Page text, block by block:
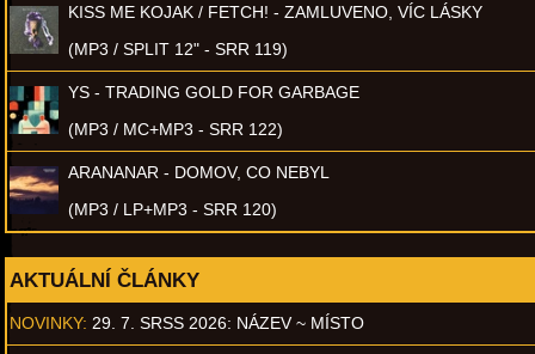
KISS ME KOJAK / FETCH! - ZAMLUVENO, VÍC LÁSKY
(MP3 / SPLIT 12" - SRR 119)
YS - TRADING GOLD FOR GARBAGE
(MP3 / MC+MP3 - SRR 122)
ARANANAR - DOMOV, CO NEBYL
(MP3 / LP+MP3 - SRR 120)
AKTUÁLNÍ ČLÁNKY
NOVINKY: 29. 7. SRSS 2026: NÁZEV ~ MÍSTO